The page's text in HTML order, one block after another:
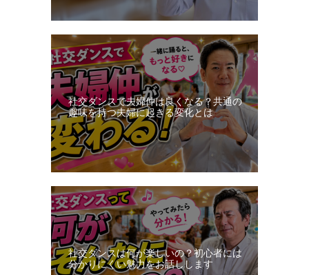
社交ダンスで夫婦仲は良くなる？共通の
趣味を持つ夫婦に起きる変化とは
社交ダンスは何が楽しいの？初心者には
分かりにくい魅力をお話しします